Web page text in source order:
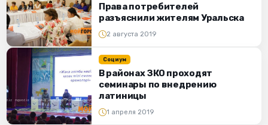
Права потребителей
разъяснили жителям Уральска
2 августа 2019
Социум
В районах ЗКО проходят
семинары по внедрению
латиницы
1 апреля 2019